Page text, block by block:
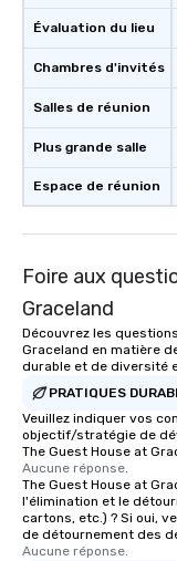
Évaluation du lieu
Chambres d'invités
Salles de réunion
Plus grande salle
Espace de réunion
Foire aux
Graceland
Découvrez les
Graceland en matière
durable et de diversité
PRATIQUES
Veuillez indiquer vos
objectif/stratégie de
The Guest House at
Aucune réponse.
The Guest House at
l'élimination et le
cartons, etc.) ? Si oui,
de détournement des
Aucune réponse.